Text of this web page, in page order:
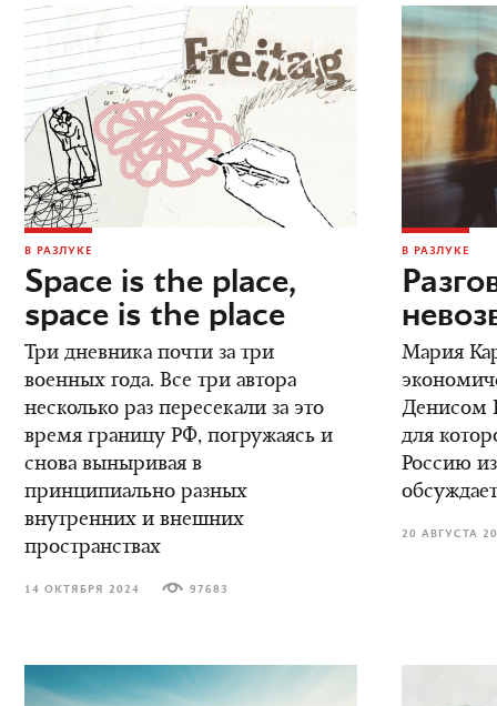
В РАЗЛУКЕ
Space is the place,
space is the place
Три дневника почти за три
военных года. Все три автора
несколько раз пересекали за это
время границу РФ, погружаясь и
снова выныривая в
принципиально разных
внутренних и внешних
пространствах
14 ОКТЯБРЯ 2024 97683
В РАЗЛУКЕ
Мария
Денисом
для
Россию
20 АВГУСТА